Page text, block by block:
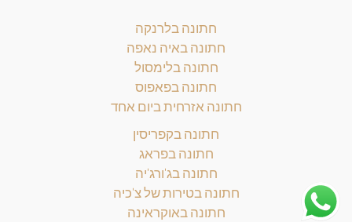
חתונה בלרנקה
חתונה באיה נאפה
חתונה בלימסול
חתונה בפאפוס
חתונה אזרחית ביום אחד
חתונה בקפריסין
חתונה בפראג
חתונה בג'ורג'יה
חתונה בטירות של צ'כיה
חתונה באוקראינה